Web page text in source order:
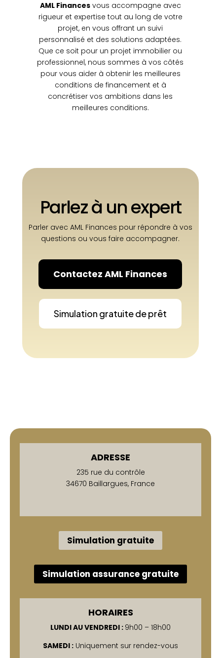
AML Financesvous accompagne avec
rigueur et expertise tout au long de votre
projet, en vous offrant un suivi
personnalisé et des solutions adaptées.
Que ce soit pour un projet immobilier ou
professionnel, nous sommes à vos côtés
pour vous aider à obtenir les meilleures
conditions de financement et à
concrétiser vos ambitions dans les
meilleures conditions.
Parlez à un expert
Parler avec AML Finances pour répondre à vos
questions ou vous faire accompagner.
Contactez AML Finances
Simulation gratuite de prêt
ADRESSE
235 rue du contrôle
34670 Baillargues, France
Simulation gratuite
Simulation assurance gratuite
HORAIRES
LUNDI AU VENDREDI : 9h00 – 18h00
SAMEDI : Uniquement sur rendez-vous